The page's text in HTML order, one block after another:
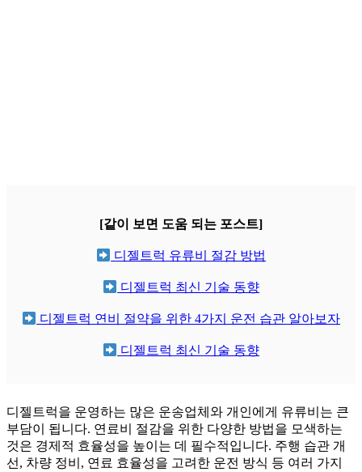
[같이 보면 도움 되는 포스트]
디젤트럭 유류비 절감 방법
디젤트럭 최신 기술 동향
디젤트럭 연비 절약을 위한 4가지 운전 습관 알아보자
디젤트럭 최신 기술 동향
디젤트럭을 운영하는 많은 운송업체와 개인에게 유류비는 큰
부담이 됩니다. 연료비 절감을 위한 다양한 방법을 모색하는
것은 경제적 효율성을 높이는 데 필수적입니다. 주행 습관 개
선, 차량 정비, 연료 효율성을 고려한 운전 방식 등 여러 가지